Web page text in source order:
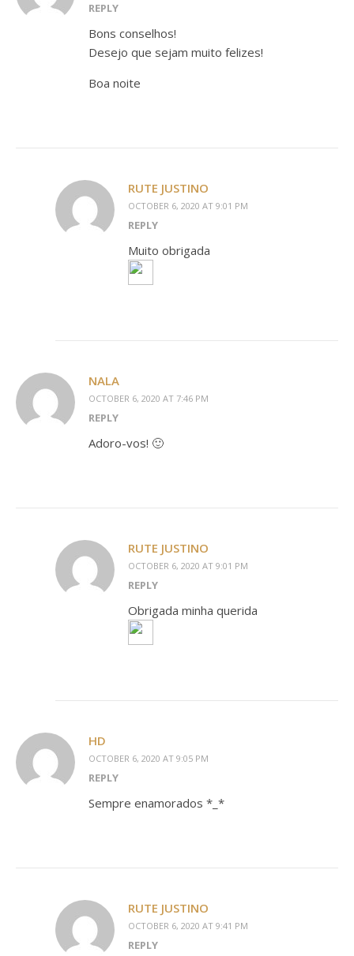
REPLY
Bons conselhos!
Desejo que sejam muito felizes!
Boa noite
RUTE JUSTINO
OCTOBER 6, 2020 AT 9:01 PM
REPLY
Muito obrigada
NALA
OCTOBER 6, 2020 AT 7:46 PM
REPLY
Adoro-vos! 🙂
RUTE JUSTINO
OCTOBER 6, 2020 AT 9:01 PM
REPLY
Obrigada minha querida
HD
OCTOBER 6, 2020 AT 9:05 PM
REPLY
Sempre enamorados *_*
RUTE JUSTINO
OCTOBER 6, 2020 AT 9:41 PM
REPLY